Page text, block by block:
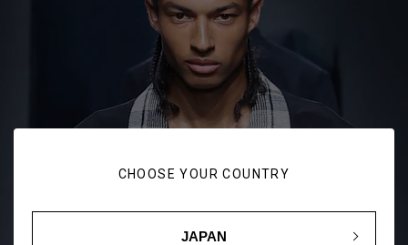
CHOOSE YOUR COUNTRY
JAPAN